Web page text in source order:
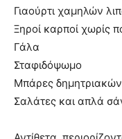
Γιαούρτι χαμηλών
Ξηροί καρποί χωρίς
Γάλα
Σταφιδόψωμο
Μπάρες
Σαλάτες και απλά